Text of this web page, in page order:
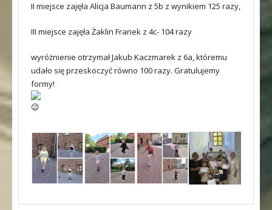
II miejsce zajęła Alicja Baumann z 5b z wynikiem 125 razy,
III miejsce zajęła Żaklin Franek z 4c- 104 razy
wyróżnienie otrzymał Jakub Kaczmarek z 6a, któremu
udało się przeskoczyć równo 100 razy. Gratulujemy
formy!